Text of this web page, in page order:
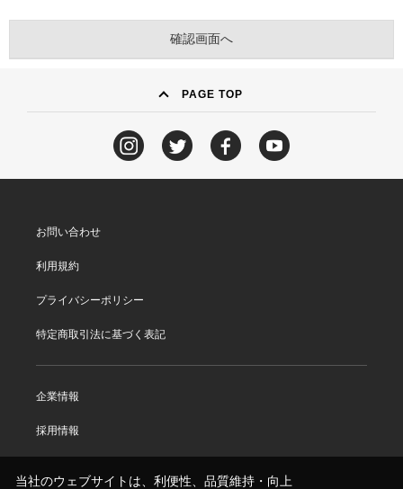
PAGE TOP
お問い合わせ
利用規約
プライバシーポリシー
特定商取引法に基づく表記
企業情報
採用情報
当社のウェブサイトは、利便性、品質維持・向上